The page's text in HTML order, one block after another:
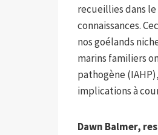
recueillies dans
connaissances.
nos goélands
marins familiers
pathogène
implications à
Dawn Balmer,